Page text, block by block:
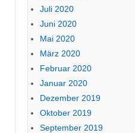
Juli 2020
Juni 2020
Mai 2020
März 2020
Februar 2020
Januar 2020
Dezember 2019
Oktober 2019
September 2019